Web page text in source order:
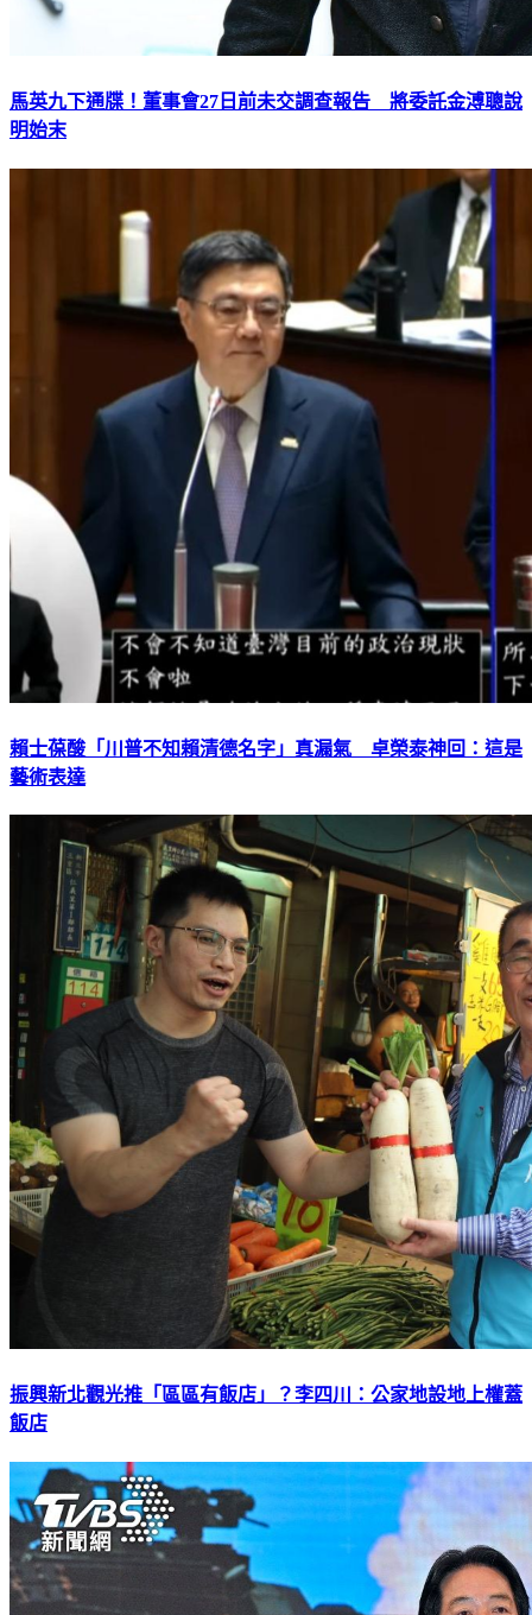
馬英九下通牒！董事會27日前未交調查報告 將委託金溥聰說
明始末
賴士葆酸「川普不知賴清德名字」真漏氣 卓榮泰神回：這是
藝術表達
振興新北觀光推「區區有飯店」？李四川：公家地設地上權蓋
飯店